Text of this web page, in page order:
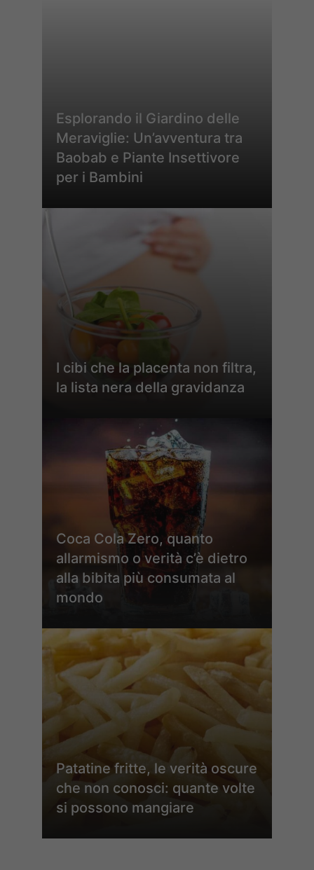
Esplorando il Giardino delle
Meraviglie: Un’avventura tra
Baobab e Piante Insettivore
per i Bambini
I cibi che la placenta non filtra,
la lista nera della gravidanza
Coca Cola Zero, quanto
allarmismo o verità c’è dietro
alla bibita più consumata al
mondo
Patatine fritte, le verità oscure
che non conosci: quante volte
si possono mangiare